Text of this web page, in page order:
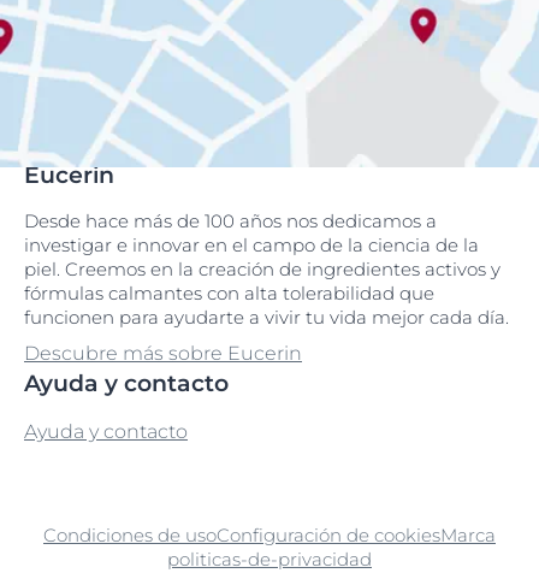
Eucerin
Desde hace más de 100 años nos dedicamos a
investigar e innovar en el campo de la ciencia de la
piel. Creemos en la creación de ingredientes activos y
fórmulas calmantes con alta tolerabilidad que
funcionen para ayudarte a vivir tu vida mejor cada día.
Descubre más sobre Eucerin
Ayuda y contacto
Ayuda y contacto
Condiciones de usoConfiguración de cookiesMarca
politicas-de-privacidad